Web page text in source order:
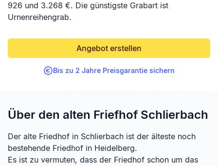
926 und 3.268 €. Die günstigste Grabart ist
Urnenreihengrab.
Angebot erstellen
Bis zu 2 Jahre Preisgarantie sichern
Über den alten Friefhof Schlierbach
Der alte Friedhof in Schlierbach ist der älteste noch
bestehende Friedhof in Heidelberg.
Es ist zu vermuten, dass der Friedhof schon um das